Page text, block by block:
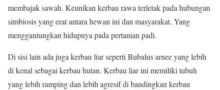
membajak sawah. Keunikan kerbau rawa terletak pada hubungan
simbiosis yang erat antara hewan ini dan masyarakat. Yang
menggantungkan hidupnya pada pertanian padi.
Di sisi lain ada juga kerbau liar seperti Bubalus arnee yang lebih
di kenal sebagai kerbau hutan. Kerbau liar ini memiliki tubuh
yang lebih ramping dan lebih agresif di bandingkan kerbau